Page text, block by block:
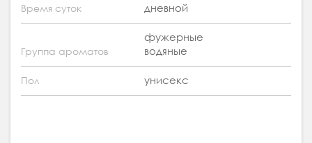
Время суток дневной
Группа ароматов
фужерные
водяные
Пол унисекс